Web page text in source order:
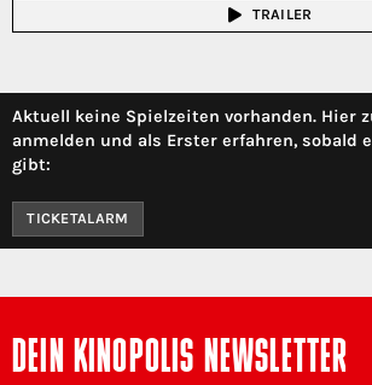
TRAILER
Aktuell keine Spielzeiten vorhanden. Hier
anmelden und als Erster erfahren, sobald
gibt:
TICKETALARM
DEIN KINOPOLIS NEWSLETTER